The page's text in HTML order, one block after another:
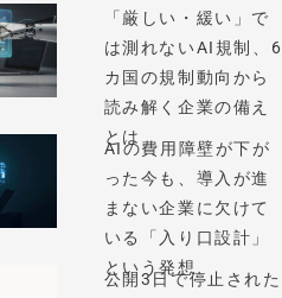
「厳しい・緩い」で
は測れないAI規制、6
カ国の規制動向から
読み解く企業の備え
とは
AIの費用障壁が下が
った今も、導入が進
まない企業に欠けて
いる「入り口設計」
という発想
公開3日で停止された